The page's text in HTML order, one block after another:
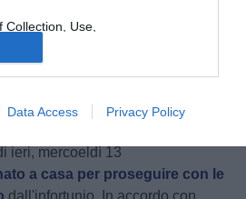
Use,
or Sharing of my
Is Unrelated with the
was collected.
Data Access Privacy Policy
Union Saint-
ieri, mercoeldì 13
a casa per proseguire con le